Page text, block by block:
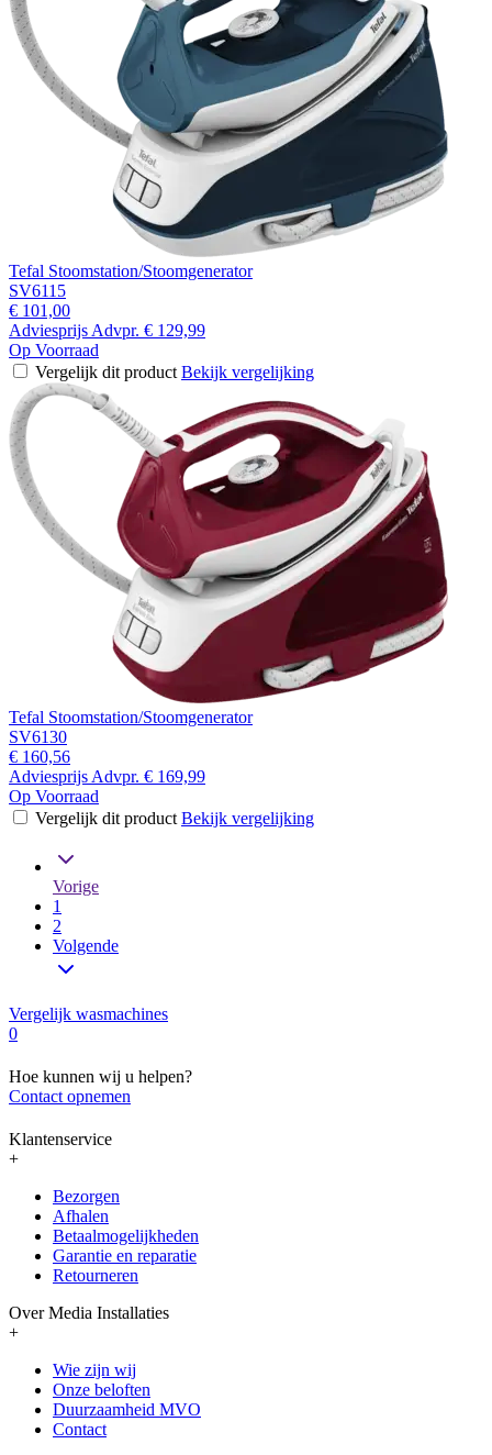
Tefal Stoomstation/Stoomgenerator
SV6115
€ 101,00
Adviesprijs Advpr. € 129,99
Op Voorraad
Vergelijk dit product Bekijk vergelijking
Tefal Stoomstation/Stoomgenerator
SV6130
€ 160,56
Adviesprijs Advpr. € 169,99
Op Voorraad
Vergelijk dit product Bekijk vergelijking
Vorige
1
2
Volgende
Vergelijk wasmachines
0
Hoe kunnen wij u helpen?
Contact opnemen
Klantenservice
+
Bezorgen
Afhalen
Betaalmogelijkheden
Garantie en reparatie
Retourneren
Over Media Installaties
+
Wie zijn wij
Onze beloften
Duurzaamheid MVO
Contact